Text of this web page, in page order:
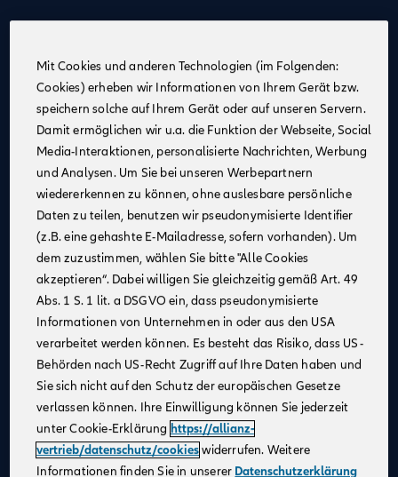
im Vertrieb der Allianz
Eine attraktive monatliche Ausbildungsvergütung
(Stand 08/2025):
1. Jahr: 1.355 €
2. Jahr: 1.432 €
3. Jahr: 1.520 €
ab Sept. 2026:
im 1. Jahr: 1.455 €, im 2. Jahr: 1.532 €, im 3. Jahr:
1.620 €
Zusätzliche Leistungen : Urlaubs- und
Weihnachtsgeld
Monetäre Vorteile:
40 €/Monat vermögenswirksame Leistungen
Übernahme erstattungsfähiger Reisekosten
Urlaubsanspruch : 30 Tage im Jahr
Mitarbeiterrabatte: Vergünstigungen auf Allianz
Produkte
Praxisnahe Ausbildung: Eine praxisnahe und
Mit Cookies und anderen Technologien (im Folgenden:
Cookies) erheben wir Informationen von Ihrem Gerät bzw.
speichern solche auf Ihrem Gerät oder auf unseren Servern.
Damit ermöglichen wir u.a. die Funktion der Webseite, Social
Media-Interaktionen, personalisierte Nachrichten, Werbung
und Analysen. Um Sie bei unseren Werbepartnern
wiedererkennen zu können, ohne auslesbare persönliche
Daten zu teilen, benutzen wir pseudonymisierte Identifier
(z.B. eine gehashte E-Mailadresse, sofern vorhanden). Um
dem zuzustimmen, wählen Sie bitte "Alle Cookies
akzeptieren“. Dabei willigen Sie gleichzeitig gemäß Art. 49
Abs. 1 S. 1 lit. a DSGVO ein, dass pseudonymisierte
Informationen von Unternehmen in oder aus den USA
verarbeitet werden können. Es besteht das Risiko, dass US-
Behörden nach US-Recht Zugriff auf Ihre Daten haben und
Sie sich nicht auf den Schutz der europäischen Gesetze
verlassen können. Ihre Einwilligung können Sie jederzeit
unter Cookie-Erklärung https://allianz-
vertrieb/datenschutz/cookieswiderrufen. Weitere
Informationen finden Sie in unserer Datenschutzerklärung